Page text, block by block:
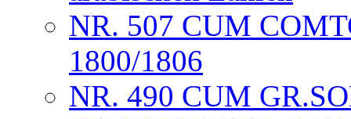
NR. 507 CUM
1800/1806
NR. 490 CUM